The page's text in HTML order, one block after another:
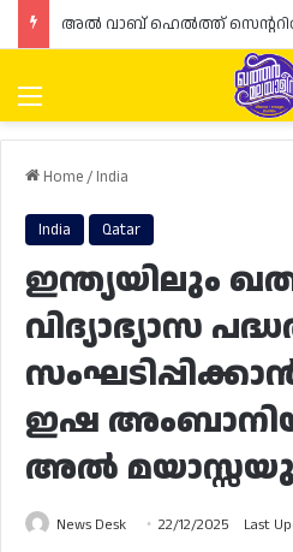
Menu
Home/ India
India Qatar
ഇന്ത്യയിലും
വിദ്യാഭ്യാസ
ഇഷ
അൽ
News Desk 22/12/2025 Last